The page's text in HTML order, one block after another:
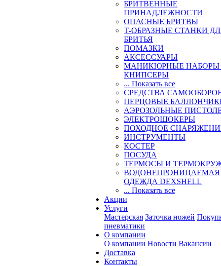
БРИТВЕННЫЕ
ПРИНАДЛЕЖНОСТИ
ОПАСНЫЕ БРИТВЫ
Т-ОБРАЗНЫЕ СТАНКИ
БРИТЬЯ
ПОМАЗКИ
АКСЕССУАРЫ
МАНИКЮРНЫЕ НАБОРЫ
КНИПСЕРЫ
... Показать все
СРЕДСТВА
ПЕРЦОВЫЕ
АЭРОЗОЛЬНЫЕ
ЭЛЕКТРОШОКЕРЫ
ПОХОДНОЕ
ИНСТРУМЕНТЫ
КОСТЕР
ПОСУДА
ТЕРМОСЫ И
ВОДОНЕПРОНИЦАЕМАЯ
ОДЕЖДА DEXSHELL
... Показать все
Акции
Услуги
Мастерская Заточка ножей
пневматики
О компании
О компании Новости Вакансии
Доставка
Контакты